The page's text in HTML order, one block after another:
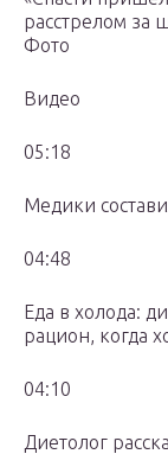
расстрелом за
Фото
Видео
05:18
Медики
04:48
Еда в холода:
рацион, когда
04:10
Диетолог